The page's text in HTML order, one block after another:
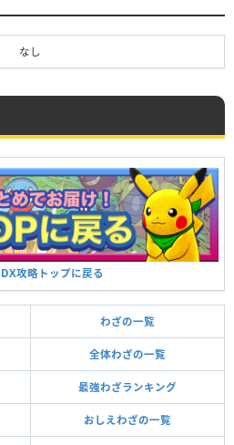
なし
攻略トップに戻る
わざの一覧
全体わざの一覧
最強わざランキング
おしえわざの一覧